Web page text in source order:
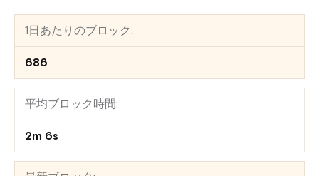
1日あたりのブロック:
686
平均ブロック時間:
2m 6s